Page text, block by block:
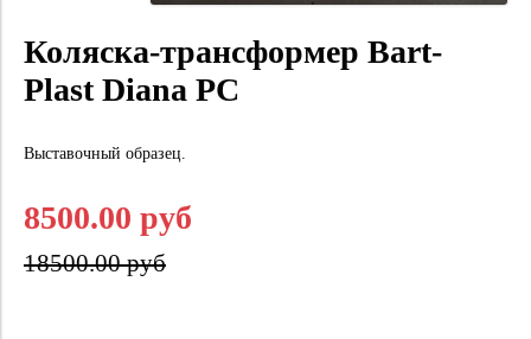
Коляска-трансформер Bart-
Plast Diana PC
Выставочный образец.
8500.00 руб
18500.00 руб